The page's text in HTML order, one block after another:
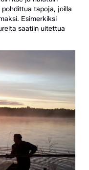
tapoja, joilla
Esimerkiksi
saatiin uitettua